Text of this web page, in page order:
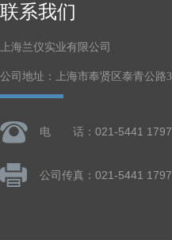
联系我们
上海兰仪实业有限公司
公司地址：上海市奉贤区泰青公路
电 话：021-5441 1797
公司传真：021-5441 1797